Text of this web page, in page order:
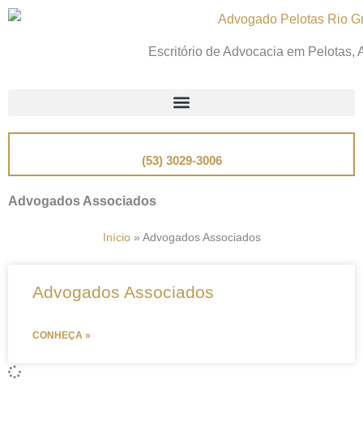
Escritório de Advocacia em Pelotas,
(53) 3029-3006
Advogados Associados
Início» Advogados Associados
Advogados Associados
CONHEÇA »